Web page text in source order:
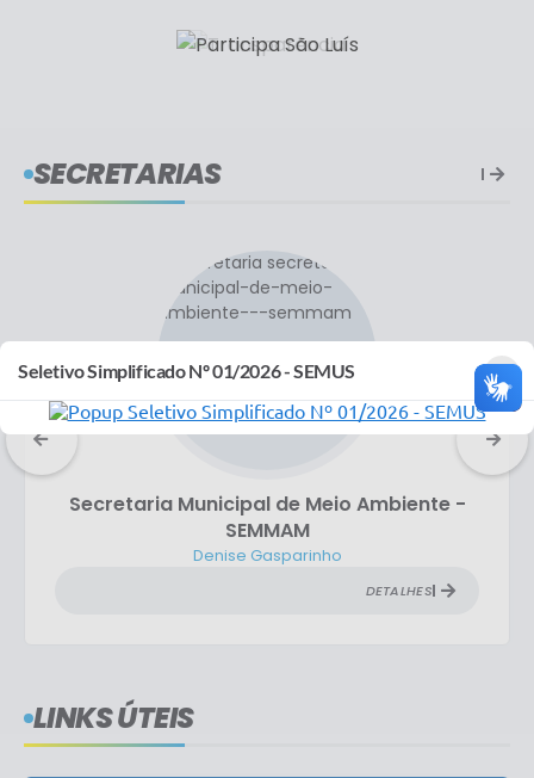
SECRETARIAS
Secretaria Municipal de Meio Ambiente -
SEMMAM
Denise Gasparinho
DETALHES
LINKS ÚTEIS
×
Seletivo Simplificado Nº 01/2026 - SEMUS